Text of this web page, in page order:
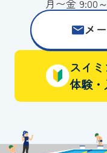
月〜金 9:00
メ
スイ
体験・